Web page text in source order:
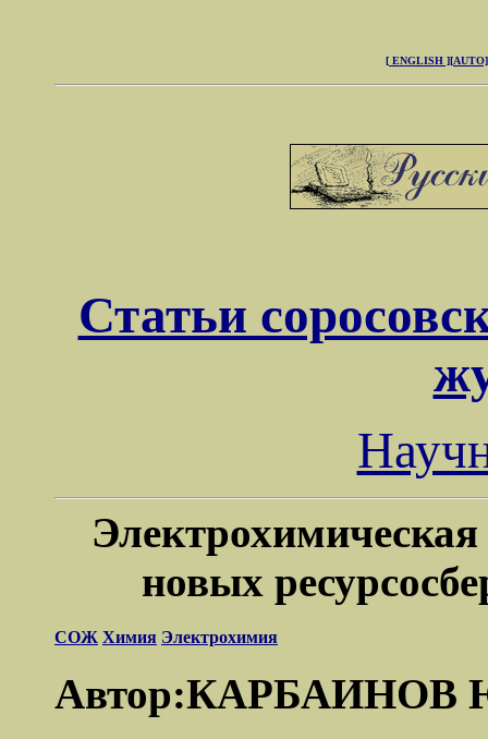
[ ENGLISH ][AUTO]
Статьи
новых
СОЖ Химия Электрохимия
Автор:КАРБАИНОВ